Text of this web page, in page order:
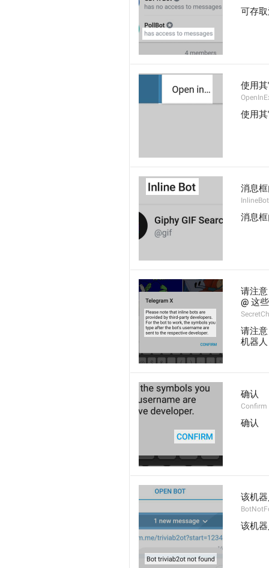
可存
使用
使用
消息
InlineBot
消息
请注
@ 这
请注
机器
确认
Confirm
确认
该机
该机